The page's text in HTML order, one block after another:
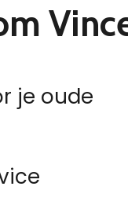
je oude